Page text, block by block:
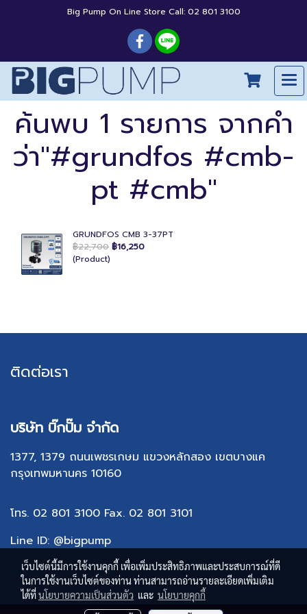
Big Pump On Line Store Call: 02 801 3100
ค้นพบ 1 รายการ จากคำ
ว่า"#grundfos #cmb-
pt #cmb"
GRUNDFOS CMB 3-37PT
฿22,700 ฿16,250
(Product)
ติดต่อเรา
บริษัท บิ๊กปั๊ม จำกัด
1377, 1379 ถนนเพชรเกษม แขวงหลักสอง เขตบางแค
กรุงเทพมหานคร 10160
โทร. 02 801 3100 Fax. 02 801 3101
Line ID: @bigpump
เว็บไซต์นี้มีการใช้งานคุกกี้ เพื่อเพิ่มประสิทธิภาพและประสบการณ์ที่ดี
ในการใช้งานเว็บไซต์ของท่าน ท่านสามารถอ่านรายละเอียดเพิ่มเติม
ได้ที่นโยบายความเป็นส่วนตัว และ นโยบายคุกกี้